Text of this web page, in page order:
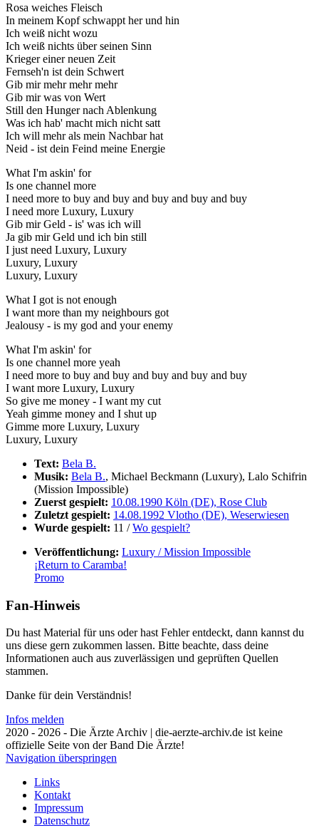
Rosa weiches Fleisch
In meinem Kopf schwappt her und hin
Ich weiß nicht wozu
Ich weiß nichts über seinen Sinn
Krieger einer neuen Zeit
Fernseh'n ist dein Schwert
Gib mir mehr mehr mehr
Gib mir was von Wert
Still den Hunger nach Ablenkung
Was ich hab' macht mich nicht satt
Ich will mehr als mein Nachbar hat
Neid - ist dein Feind meine Energie
What I'm askin' for
Is one channel more
I need more to buy and buy and buy and buy and buy
I need more Luxury, Luxury
Gib mir Geld - is' was ich will
Ja gib mir Geld und ich bin still
I just need Luxury, Luxury
Luxury, Luxury
Luxury, Luxury
What I got is not enough
I want more than my neighbours got
Jealousy - is my god and your enemy
What I'm askin' for
Is one channel more yeah
I need more to buy and buy and buy and buy and buy
I want more Luxury, Luxury
So give me money - I want my cut
Yeah gimme money and I shut up
Gimme more Luxury, Luxury
Luxury, Luxury
Text: Bela B.
Musik: Bela B., Michael Beckmann (Luxury), Lalo Schifrin
(Mission Impossible)
Zuerst gespielt: 10.08.1990 Köln (DE), Rose Club
Zuletzt gespielt: 14.08.1992 Vlotho (DE), Weserwiesen
Wurde gespielt: 11 /Wo gespielt?
Veröffentlichung: Luxury / Mission Impossible
¡Return to Caramba!
Promo
Fan-Hinweis
Du hast Material für uns oder hast Fehler entdeckt, dann kannst du
uns diese gern zukommen lassen. Bitte beachte, dass deine
Informationen auch aus zuverlässigen und geprüften Quellen
stammen.
Danke für dein Verständnis!
Infos melden
2020 - 2026 - Die Ärzte Archiv | die-aerzte-archiv.de ist keine
offizielle Seite von der Band Die Ärzte!
Navigation überspringen
Links
Kontakt
Impressum
Datenschutz